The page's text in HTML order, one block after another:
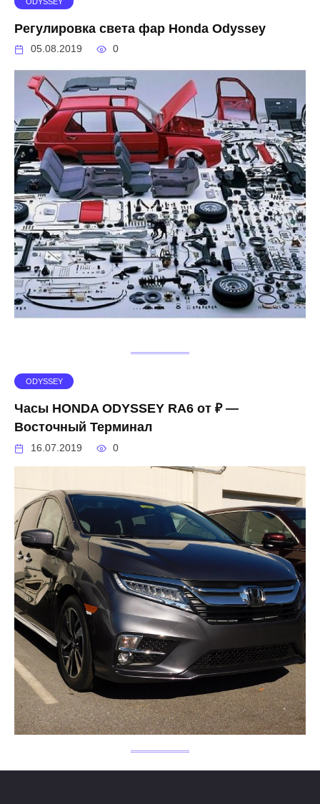
Регулировка света фар Honda Odyssey
05.08.2019 0
ODYSSEY
Часы HONDA ODYSSEY RA6 от ₽ —
Восточный Терминал
16.07.2019 0